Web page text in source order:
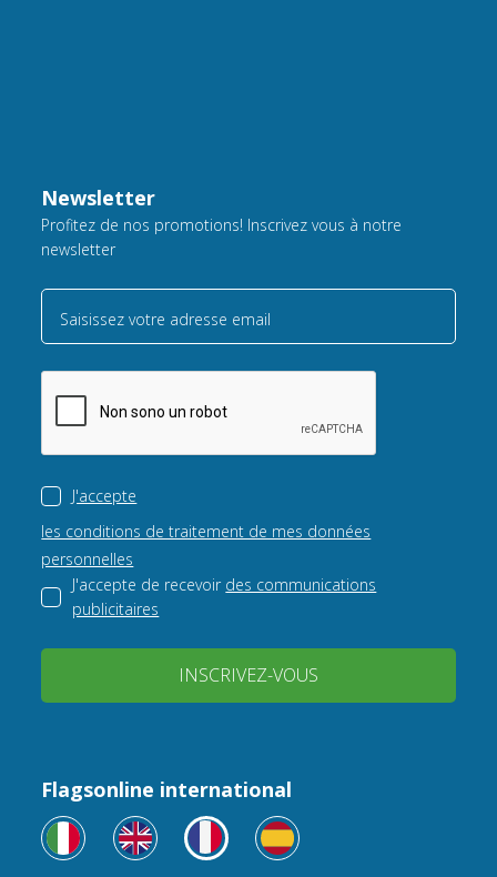
Newsletter
Profitez de nos promotions! Inscrivez vous à notre
newsletter
Saisissez votre adresse email
J'accepte
les conditions de traitement de mes données
personnelles
J'accepte de recevoir des communications
publicitaires
INSCRIVEZ-VOUS
Flagsonline international